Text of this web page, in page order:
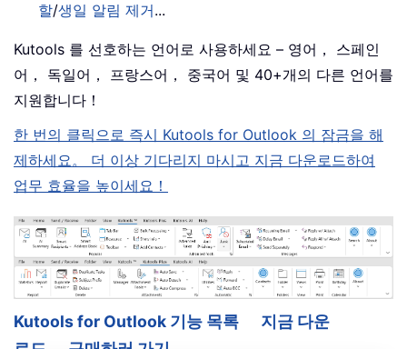
할/생일 알림 제거...
Kutools 를 선호하는 언어로 사용하세요 – 영어， 스페인
어， 독일어， 프랑스어， 중국어 및 40+개의 다른 언어를
지원합니다！
한 번의 클릭으로 즉시 Kutools for Outlook 의 잠금을 해
제하세요。 더 이상 기다리지 마시고 지금 다운로드하여
업무 효율을 높이세요！
Kutools for Outlook 기능 목록
지금 다운